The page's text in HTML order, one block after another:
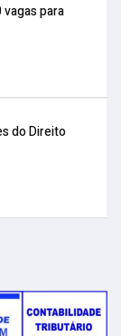
para
do Direito